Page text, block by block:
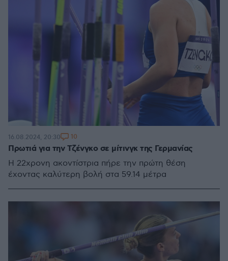
Πρωτιά για την Τζένγκο σε μίτινγκ της Γερμανίας
Η 22χρονη ακοντίστρια πήρε την πρώτη θέση
έχοντας καλύτερη βολή στα 59.14 μέτρα
16.08.2024, 20:30 10